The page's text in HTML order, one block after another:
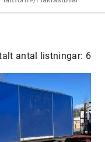
antal listningar: 6